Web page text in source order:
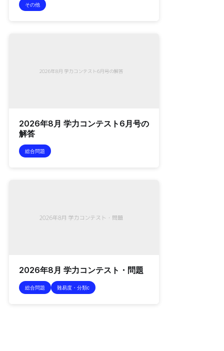
その他
2026年8月 学力コンテスト6月号の
解答
総合問題
2026年8月 学力コンテスト・問題
総合問題 難易度・分類c